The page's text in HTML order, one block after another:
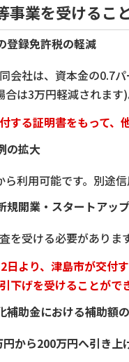
事業を受けるこ
登録免許税の軽減
会社は、資本金の0.7
は3万円軽減されます)
する証明書をもって、
の拡大
利用可能です。別途
規開業・スタートアッ
を受ける必要があります
日より、津島市が交付
を受けることがで
補助金における補助額
円から200万円へ引き上